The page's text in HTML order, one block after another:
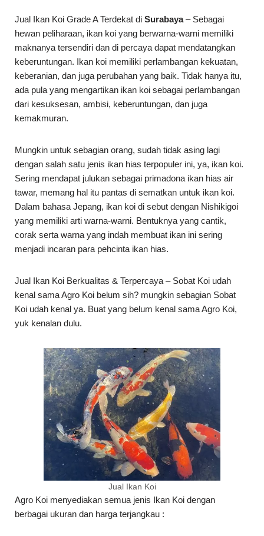
Jual Ikan Koi Grade A Terdekat di Surabaya– Sebagai
hewan peliharaan, ikan koi yang berwarna-warni memiliki
maknanya tersendiri dan di percaya dapat mendatangkan
keberuntungan. Ikan koi memiliki perlambangan kekuatan,
keberanian, dan juga perubahan yang baik. Tidak hanya itu,
ada pula yang mengartikan ikan koi sebagai perlambangan
dari kesuksesan, ambisi, keberuntungan, dan juga
kemakmuran.
Mungkin untuk sebagian orang, sudah tidak asing lagi
dengan salah satu jenis ikan hias terpopuler ini, ya, ikan koi.
Sering mendapat julukan sebagai primadona ikan hias air
tawar, memang hal itu pantas di sematkan untuk ikan koi.
Dalam bahasa Jepang, ikan koi di sebut dengan Nishikigoi
yang memiliki arti warna-warni. Bentuknya yang cantik,
corak serta warna yang indah membuat ikan ini sering
menjadi incaran para pehcinta ikan hias.
Jual Ikan Koi Berkualitas & Terpercaya – Sobat Koi udah
kenal sama Agro Koi belum sih? mungkin sebagian Sobat
Koi udah kenal ya. Buat yang belum kenal sama Agro Koi,
yuk kenalan dulu.
Jual Ikan Koi
Agro Koi menyediakan semua jenis Ikan Koi dengan
berbagai ukuran dan harga terjangkau :